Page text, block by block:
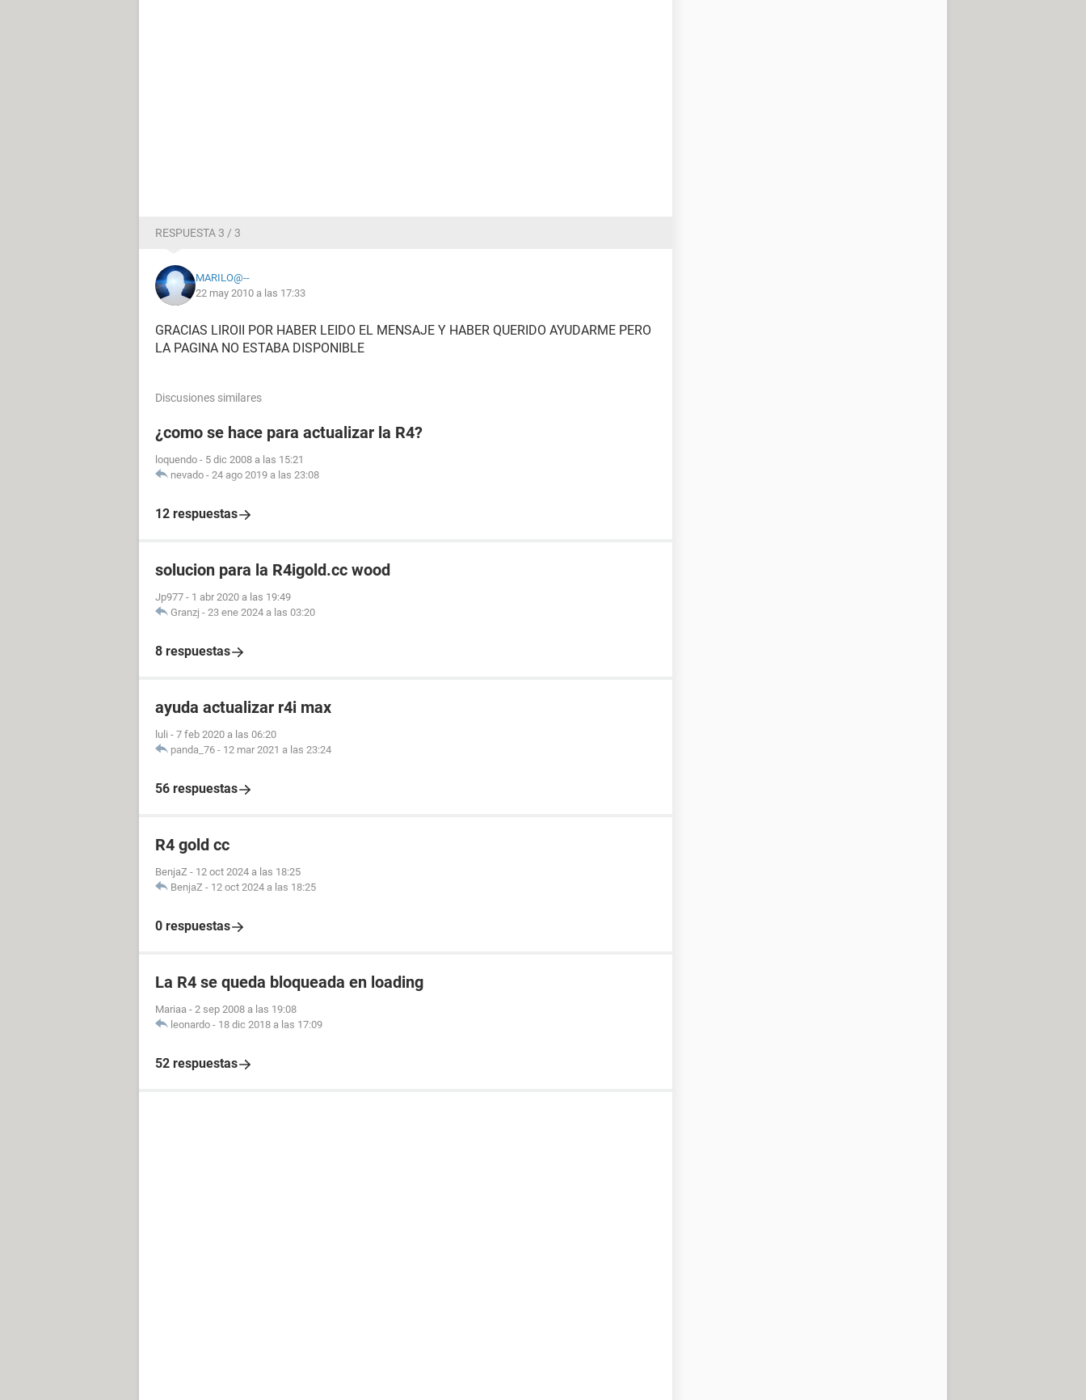
RESPUESTA 3 / 3
MARILO@--
22 may 2010 a las 17:33
GRACIAS LIROII POR HABER LEIDO EL MENSAJE Y HABER QUERIDO AYUDARME PERO
LA PAGINA NO ESTABA DISPONIBLE
Discusiones similares
¿como se hace para actualizar la R4?
loquendo - 5 dic 2008 a las 15:21
nevado - 24 ago 2019 a las 23:08
12 respuestas
solucion para la R4igold.cc wood
Jp977 - 1 abr 2020 a las 19:49
Granzj - 23 ene 2024 a las 03:20
8 respuestas
ayuda actualizar r4i max
luli - 7 feb 2020 a las 06:20
panda_76 - 12 mar 2021 a las 23:24
56 respuestas
R4 gold cc
BenjaZ - 12 oct 2024 a las 18:25
BenjaZ - 12 oct 2024 a las 18:25
0 respuestas
La R4 se queda bloqueada en loading
Mariaa - 2 sep 2008 a las 19:08
leonardo - 18 dic 2018 a las 17:09
52 respuestas